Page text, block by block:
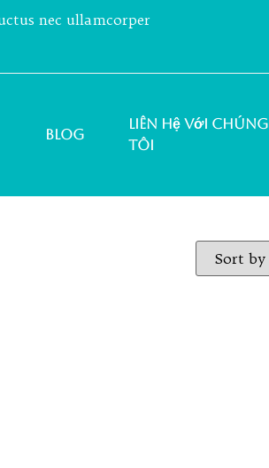
nec ullamcorper
Blog
Liên hệ với chúng
tôi